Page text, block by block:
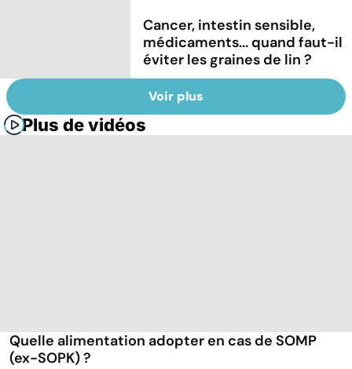
Cancer, intestin sensible,
médicaments... quand faut-il
éviter les graines de lin ?
Voir plus
Plus de vidéos
Quelle alimentation adopter en cas de SOMP
(ex-SOPK) ?